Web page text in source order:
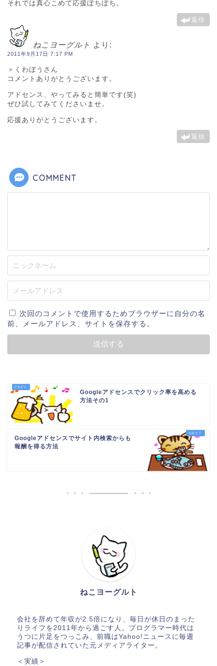
それでは真心こめて応援ぽちぽち。
返信
ねこヨーグルト より:
2011年9月17日 7:17 PM
＞くわぼうさん
コメントありがとうございます。
アドセンス、やってみると簡単です(笑)
ぜひ試してみてくださいませ。
応援ありがとうございます。
返信
COMMENT
次回のコメントで使用するためブラウザーに自分の名
前、メールアドレス、サイトを保存する。
Googleアドセンスでクリック率を高める
方法その1
Googleアドセンスでサイト内検索からも
報酬を得る方法
ねこヨーグルト
会社を辞めて年収が2.5倍になり、毎日が休日のまった
りライフを2011年から過ごす人。プログラマー時代は
うつに片足をつっこみ、前職はYahoo!ニュースに毎週
記事が配信されていた元メディアライター。
＜実績＞